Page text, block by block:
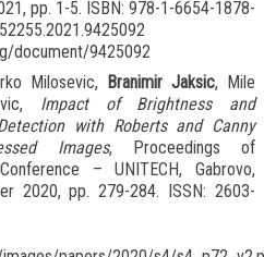
pp. 1-5. ISBN: 978-1-6654-1878-
document/9425092
Milosevic, Branimir Jaksic, Mile
Impact of Brightness and
with Roberts and Canny
Images, Proceedings of
– UNITECH, Gabrovo,
2020, pp. 279-284. ISSN: 2603-